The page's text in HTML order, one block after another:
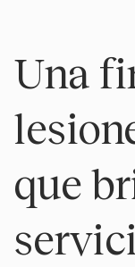
Una
que